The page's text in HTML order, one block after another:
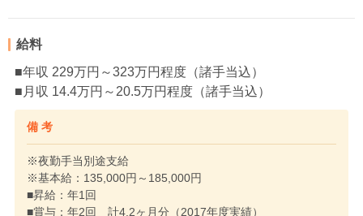
給料
■年収 229万円～323万円程度（諸手当込）
■月収 14.4万円～20.5万円程度（諸手当込）
備 考
※夜勤手当別途支給
※基本給：135,000円～185,000円
■昇給：年1回
■賞与：年2回 計4.2ヶ月分（2017年度実績）